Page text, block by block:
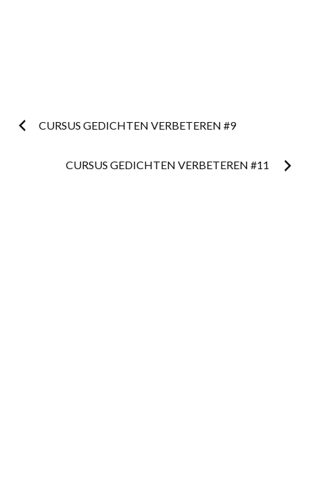
Postnavigatie
CURSUS GEDICHTEN VERBETEREN #9
CURSUS GEDICHTEN VERBETEREN #11